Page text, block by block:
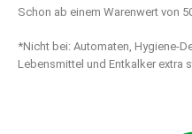
Schon ab einem Warenwert von
*Nicht bei: Automaten, Hygiene-
Lebensmittel und Entkalker extra